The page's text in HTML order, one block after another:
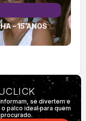
– 15 ANOS
se divertem e
palco ideal para quem